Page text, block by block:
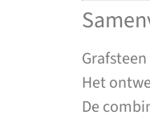
Het
De